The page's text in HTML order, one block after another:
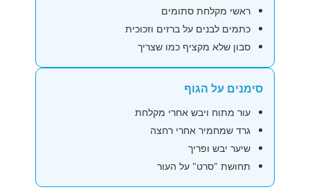
ראשי מקלחת סתומים
כתמים לבנים על ברזים וזכוכית
סבון שלא מקציף כמו שצריך
סימנים על הגוף
עור מתוח ויבש אחרי מקלחת
גרד שמחמיר אחרי רחצה
שיער יבש ופריך
תחושת "סרט" על העור